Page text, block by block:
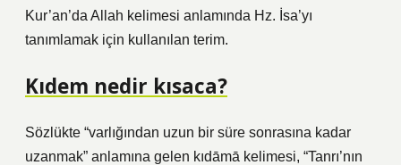
Kur’an’da Allah kelimesi anlamında Hz. İsa’yı
tanımlamak için kullanılan terim.
Kıdem nedir kısaca?
Sözlükte “varlığından uzun bir süre sonrasına kadar
uzanmak” anlamına gelen kıdāmā kelimesi, “Tanrı’nın